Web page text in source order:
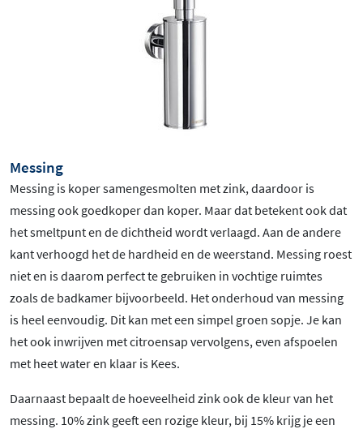
Messing
Messing is koper samengesmolten met zink, daardoor is
messing ook goedkoper dan koper. Maar dat betekent ook dat
het smeltpunt en de dichtheid wordt verlaagd. Aan de andere
kant verhoogd het de hardheid en de weerstand. Messing roest
niet en is daarom perfect te gebruiken in vochtige ruimtes
zoals de badkamer bijvoorbeeld. Het onderhoud van messing
is heel eenvoudig. Dit kan met een simpel groen sopje. Je kan
het ook inwrijven met citroensap vervolgens, even afspoelen
met heet water en klaar is Kees.
Daarnaast bepaalt de hoeveelheid zink ook de kleur van het
messing. 10% zink geeft een rozige kleur, bij 15% krijg je een